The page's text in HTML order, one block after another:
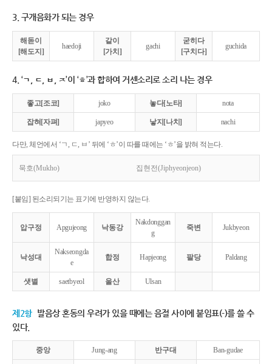
3. 구개음화가 되는 경우
해돋이
[해도지]
haedoji
같이
[가치]
gachi
굳히다
[구치다]
guchida
4. ‘ㄱ, ㄷ, ㅂ, ㅈ’이 ‘ㅎ’과 합하여 거센소리로 소리 나는 경우
좋고[조코] joko 놓다[노타] nota
잡혀[자펴] japyeo 낳지[나치] nachi
다만, 체언에서 ‘ㄱ, ㄷ, ㅂ’ 뒤에 ‘ㅎ’이 따를 때에는 ‘ㅎ’을 밝혀 적는다.
묵호(Mukho) 집현전(Jiphyeonjeon)
[붙임] 된소리되기는 표기에 반영하지 않는다.
압구정 Apgujeong 낙동강
Nakdonggan
g
죽변 Jukbyeon
낙성대
Nakseongda
e
합정 Hapjeong 팔당 Paldang
샛별 saetbyeol 울산 Ulsan
제2항 발음상 혼동의 우려가 있을 때에는 음절 사이에 붙임표(-)를 쓸 수
있다.
중앙 Jung-ang 반구대 Ban-gudae